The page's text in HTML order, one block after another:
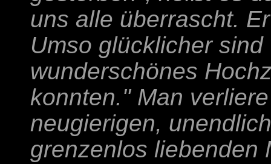
uns alle überrascht.
Umso glücklicher
wunderschönes
konnten." Man
neugierigen,
grenzenlos liebenden